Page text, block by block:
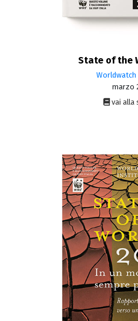
State of the
marzo
vai alla